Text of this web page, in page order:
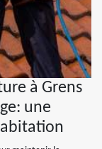
à Grens
une